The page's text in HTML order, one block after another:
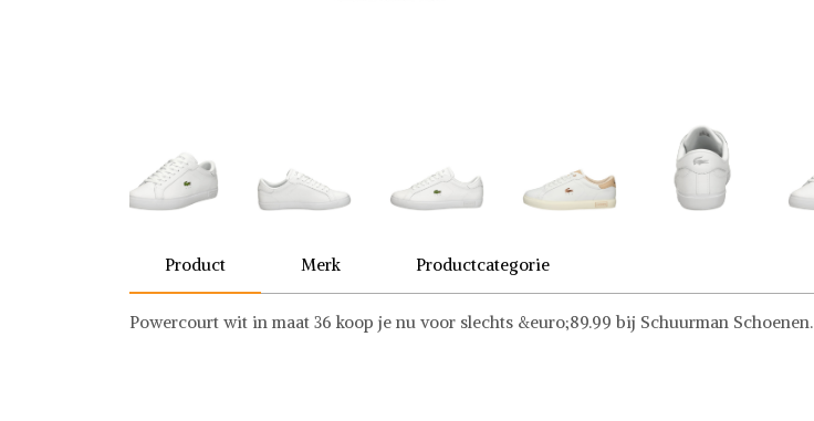
Product Merk Productcategorie
Powercourt wit in maat 36 koop je nu voor slechts &euro;89.99 bij Schuurman Schoenen.